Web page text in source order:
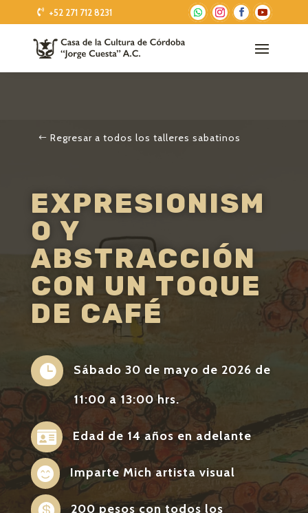
+52 271 712 8231
Regresar a todos los talleres sabatinos
EXPRESIONISM
O Y
ABSTRACCIÓN
CON UN TOQUE
DE CAFÉ

Sábado 30 de mayo de 2026 de
11:00 a 13:00 hrs.
 Edad de 14 años en adelante
 Imparte Mich artista visual
200 pesos con todos los